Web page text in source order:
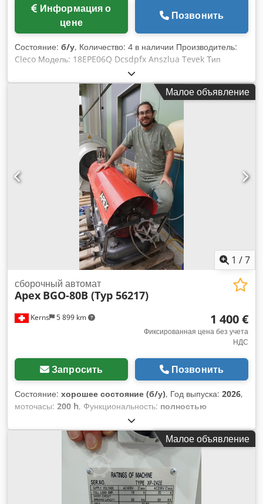
цене
Позвонить
Состояние: б/у, Количество: 4 в наличии Производитель:
Cleco Модель: 18EPE06Q Dcsdpfx Anszlua Tevek Тип
продукта: Электрический прецизионный шуруповерт
Состояние: б/у Конструкция: в виде пистолета Область
применения: промышленная сборка Привод: электрический
Назначение: работы по закручиванию с контролируемым
моментом Подходит для: производственных рабочих мест
Промышленное исполнение: да
Малое объявление
1 /7
Kerns 5 899 km
сборочный автомат
Apex BGO-80B (Typ 56217)
1 400 €
Фиксированная цена без учета
НДС
Запросить Позвонить
Состояние: хорошее состояние (б/у), Год выпуска: 2026,
моточасы: 200 h, Функциональность: полностью
, общий вес:59 кг
230 V, общая длина:1 330 мм, общая высота:1 028 мм,
общая ширина:568 мм, Предлагается к продаже
профессиональная масляная тепловая пушка непрямого
нагрева APEX модели BGO-80B (тип 56217), тепловая
мощность 80 кВт, год выпуска 01/2026, в комплекте с
внешней топливной емкостью объемом 1000 литров и
Малое объявление